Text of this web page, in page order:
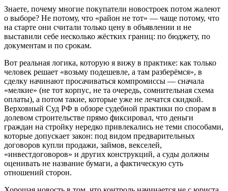
Знаете, почему многие покупатели новостроек потом жалеют
о выборе? Не потому, что «район не тот» — чаще потому, что
на старте они считали только цену в объявлении и не
выставили себе несколько жёстких границ: по бюджету, по
документам и по срокам.
Вот реальная логика, которую я вижу в практике: как только
человек решает «возьму подешевле, а там разберёмся», в
сделку начинают просачиваться компромиссы — сначала
«мелкие» (не тот корпус, не та очередь, сомнительная схема
оплаты), а потом такие, которые уже не лечатся скидкой.
Верховный Суд РФ в обзоре судебной практики по спорам в
долевом строительстве прямо фиксировал, что деньги
граждан на стройку нередко привлекались не теми способами,
которые допускает закон: под видом предварительных
договоров купли продажи, займов, векселей,
«инвестдоговоров» и других конструкций, а суды должны
оценивать не название бумаги, а фактическую суть
отношений сторон.